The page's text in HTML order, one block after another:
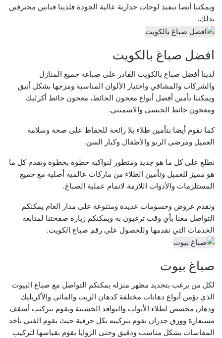
ويمكننا أيضا تنفيذ لوحات جدارية عالية الجودة فلدينا فنانين محترفين
بذلك.
افضل صباغ بالكويت
لدينا أفضل صباغ بالكويت القادر على صباغة جميع المنازل
والشركات والمشافي واختيار الألوان المناسبة ومزجها بشكل أنيق
ويمكننا تأمين أفضل أنواع معجون الحائط، معجون حائط أكرليك
ومعجون حائط الجبسي والاسمنتي.
كما نقوم أيضا بتأمين طلاء بلا رائحة للحفاظ على صحة وسلامة
العميل ومرضى الربو والأطفال وكبار السن.
نطلع على كل ما هو جديد ومتطور لنواكبه خطوة بخطوة ونقدم كل ما
هو مميز للعميل وتأمين الطلاء من ماركات عالمية أصلية مع جميع
المستلزمات والأدوات اللازمة لاتمام عملية الصباغ.
ونقدم عروض وحسومات عديدة ومتنوعة على مدار العام يمكنكم
التواصل معنا بأي وقت ترغبون به ويمكنكم زيارة صفحتنا لمتابعة
الخدمات التي نقدمها وللحصول على رقم صباغ الكويت.
صباغ بيوت
لكل من يرغب بتجديد مظهر منزله يمكنكم التواصل مع صباغ البيوت
الذي يؤمن أنواع دهانات مختلفة كدهان الزيت والمائي والأكريليك
ودهان مخصص لطلاء الأبواب والنوافذ الخشبية ويقوم بتركيب أسقف
مستعارة وورق جدران نقوم بتركيبه بكل حرفية حيث يقوم الفني بأخذ
المقاسات بشكل مناسب ودقيق وحتى الزوايا يقوم بقياسها لتركيب